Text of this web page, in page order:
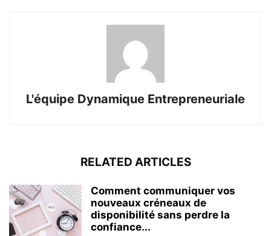
L'équipe Dynamique Entrepreneuriale
RELATED ARTICLES
Comment communiquer vos
nouveaux créneaux de
disponibilité sans perdre la
confiance...